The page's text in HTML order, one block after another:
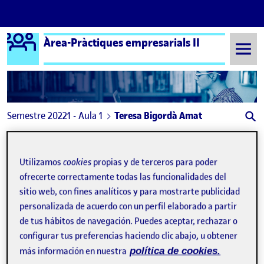
Saltar al contenido
Logo Ágora
Àrea-Pràctiques empresarials II
Semestre 20221 - Aula 1 Teresa Bigordà Amat
Publicado porCulturas tóxicas
Publicado por
Teresa Bigordà Amat
Visibilidad:
Pública- Fecha de publicación
24 Nov 2022-comentarioen Culturas tóxicas
Utilizamoscookies propias y de terceros para poder
ofrecerte correctamente todas las funcionalidades del
sitio web, con fines analíticos y para mostrarte publicidad
personalizada de acuerdo con un perfil elaborado a partir
de tus hábitos de navegación. Puedes aceptar, rechazar o
configurar tus preferencias haciendo clic abajo, u obtener
más información en nuestra política de cookies.